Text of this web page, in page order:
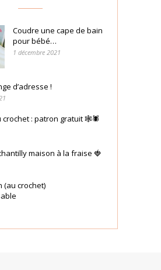
Coudre une cape de bain
pour bébé…
1 décembre 2021
d’adresse !
crochet : patron gratuit 🕸🕷
maison à la fraise 🍓
(au crochet)